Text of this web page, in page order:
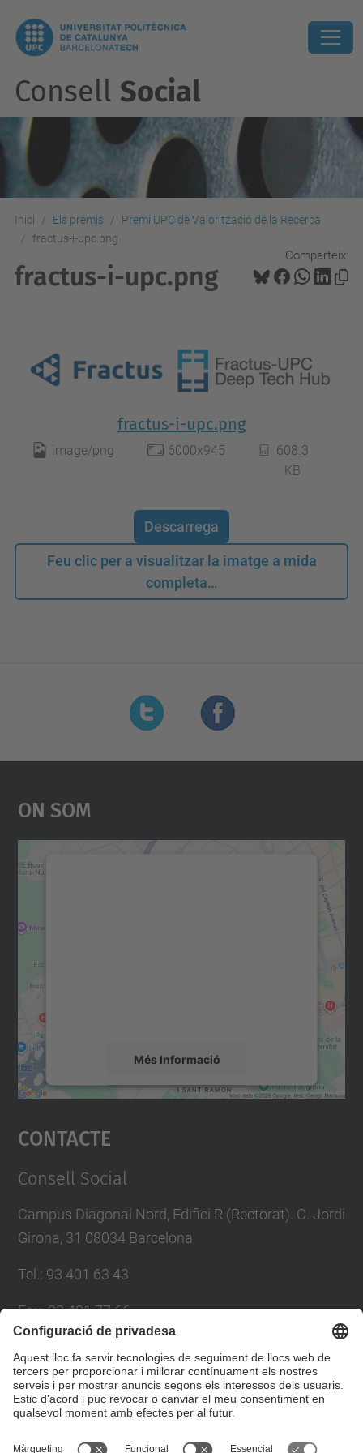
Consell Social
Inici Els premis
Premi UPC de Valorització de la Recerca
fractus-i-upc.png
Comparteix:
fractus-i-upc.png
fractus-i-upc.png
image/png 6000x945
608.3
KB
Descarrega
Feu clic per a visualitzar la imatge a mida
completa…
On Som
Més Informació
Accepta
powered by
Contacte
Consell Social
Campus Diagonal Nord, Edifici R (Rectorat). C. Jordi
Girona, 31 08034 Barcelona
Tel.: 93 401 63 43
Fax:93 401 77 66
Directori UPC
Formulari de contacte